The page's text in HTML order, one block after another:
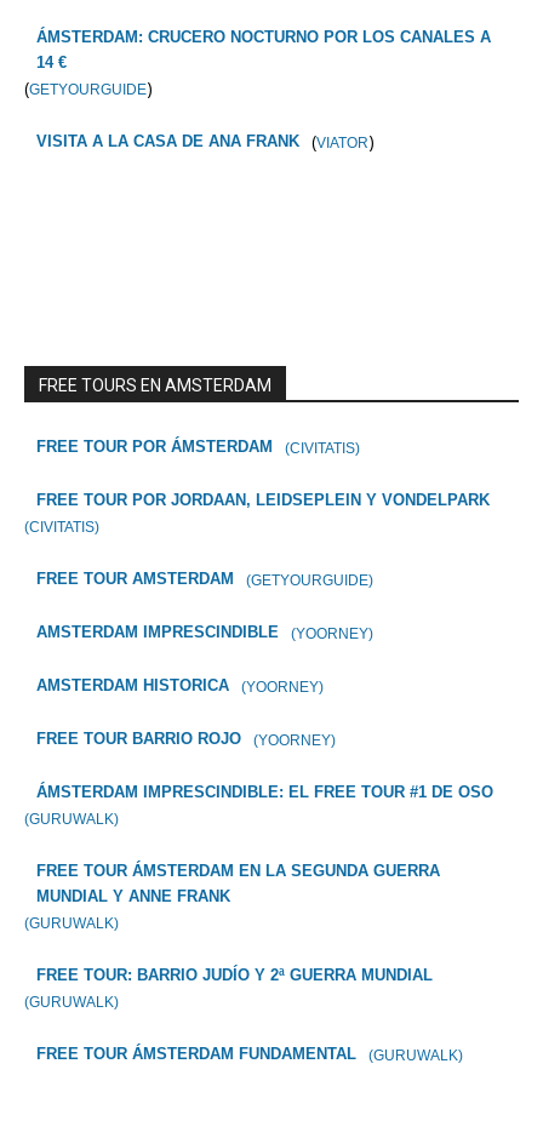
ÁMSTERDAM: CRUCERO NOCTURNO POR LOS CANALES A
14 €
(GETYOURGUIDE)
VISITA A LA CASA DE ANA FRANK (VIATOR)
FREE TOURS EN AMSTERDAM
FREE TOUR POR ÁMSTERDAM (CIVITATIS)
FREE TOUR POR JORDAAN, LEIDSEPLEIN Y VONDELPARK
(CIVITATIS)
FREE TOUR AMSTERDAM (GETYOURGUIDE)
AMSTERDAM IMPRESCINDIBLE (YOORNEY)
AMSTERDAM HISTORICA (YOORNEY)
FREE TOUR BARRIO ROJO (YOORNEY)
ÁMSTERDAM IMPRESCINDIBLE: EL FREE TOUR #1 DE OSO
(GURUWALK)
FREE TOUR ÁMSTERDAM EN LA SEGUNDA GUERRA
MUNDIAL Y ANNE FRANK
(GURUWALK)
FREE TOUR: BARRIO JUDÍO Y 2ª GUERRA MUNDIAL
(GURUWALK)
FREE TOUR ÁMSTERDAM FUNDAMENTAL (GURUWALK)